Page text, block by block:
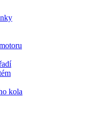
kola